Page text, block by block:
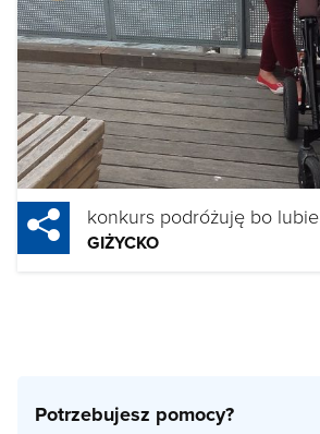
konkurs podróżuję bo lubie
GIŻYCKO
Potrzebujesz pomocy?